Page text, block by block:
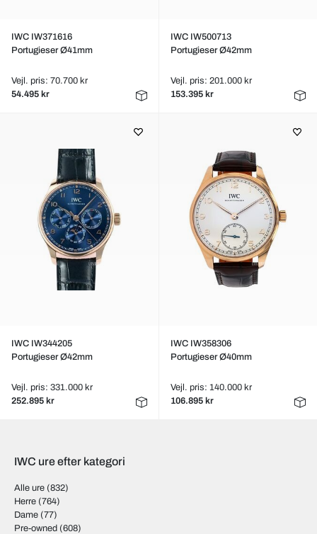
IWC IW371616
Portugieser Ø41mm
Vejl. pris: 70.700 kr
54.495 kr
IWC IW500713
Portugieser Ø42mm
Vejl. pris: 201.000 kr
153.395 kr
IWC IW344205
Portugieser Ø42mm
Vejl. pris: 331.000 kr
252.895 kr
IWC IW358306
Portugieser Ø40mm
Vejl. pris: 140.000 kr
106.895 kr
IWC ure efter kategori
Alle ure (832)
Herre (764)
Dame (77)
Pre-owned (608)